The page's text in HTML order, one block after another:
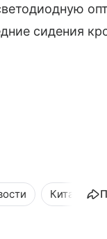
сидения
Китайские